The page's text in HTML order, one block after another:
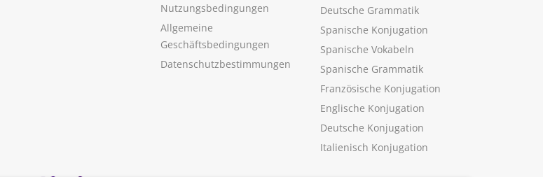
Nutzungsbedingungen
Allgemeine
Geschäftsbedingungen
Datenschutzbestimmungen
Deutsche Grammatik
Spanische Konjugation
Spanische Vokabeln
Spanische Grammatik
Französische Konjugation
Englische Konjugation
Deutsche Konjugation
Italienisch Konjugation